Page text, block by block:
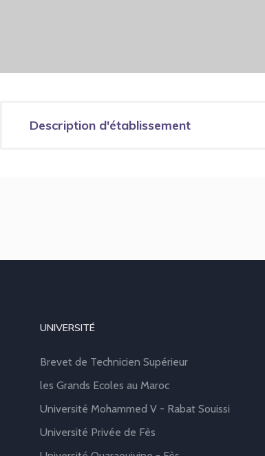
Description d'établissement
UNIVERSITÉ
Brevet de Technicien Supérieur
les Grands Ecoles au Maroc
Université Mohammed V - Rabat Souissi
Université Privée de Fès